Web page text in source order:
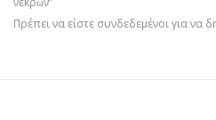
Πρέπει να είστε συνδεδεμένοιγια να